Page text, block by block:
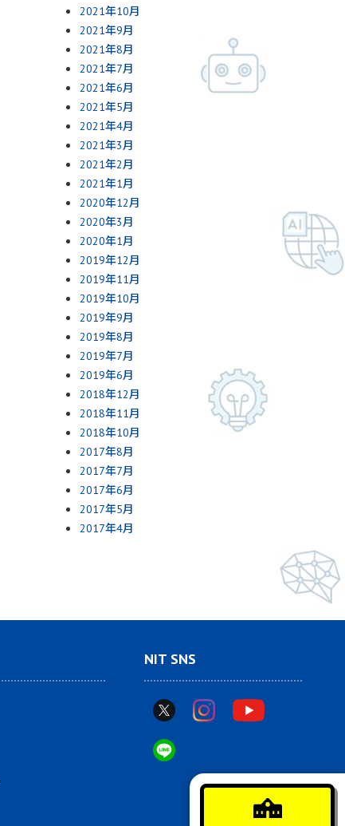
2021年10月
2021年9月
2021年8月
2021年7月
2021年6月
2021年5月
2021年4月
2021年3月
2021年2月
2021年1月
2020年12月
2020年3月
2020年1月
2019年12月
2019年11月
2019年10月
2019年9月
2019年8月
2019年7月
2019年6月
2018年12月
2018年11月
2018年10月
2017年8月
2017年7月
2017年6月
2017年5月
2017年4月
NIT SNS